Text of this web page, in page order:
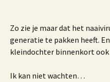
Zo zie je maar dat het
generatie te pakken heeft.
kleindochter binnenkort ook
Ik kan niet wachten…